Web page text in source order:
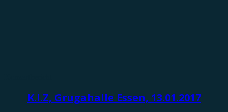
K.I.Z, Grugahalle Essen, 13.01.2017